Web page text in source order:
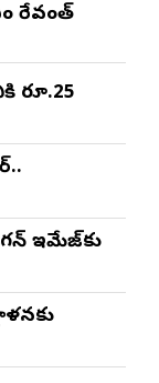
రేవంత్‌
రూ.25
ఇమేజ్‌కు